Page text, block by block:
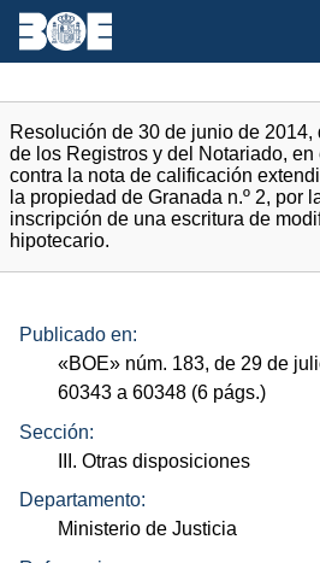
Resolución de 30 de junio de 2014,
de los Registros y del Notariado,
contra la nota de calificación
la propiedad de Granada n.º 2, por
inscripción de una escritura de
hipotecario.
Publicado en:
«BOE» núm. 183, de 29 de
60343 a 60348 (6 págs.)
Sección:
III. Otras disposiciones
Departamento:
Ministerio de Justicia